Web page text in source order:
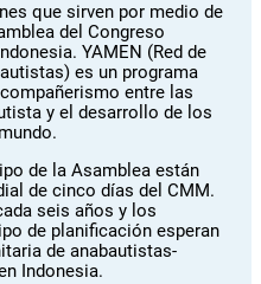
que sirven por medio de
del Congreso
YAMEN (Red de
es un programa
entre las
y el desarrollo de los
de la Asamblea están
de cinco días del CMM.
seis años y los
de planificación esperan
de anabautistas-
Indonesia.